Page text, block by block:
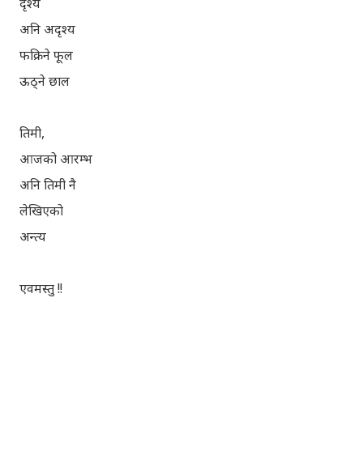
अनि अदृश्य
फक्रिने फूल
ऊठ्ने छाल
तिमी,
आजको आरम्भ
अनि तिमी नै
लेखिएको
अन्त्य
एवमस्तु !!